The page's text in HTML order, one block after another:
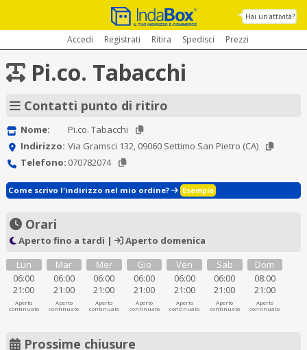
Hai un'attività?
Accedi Registrati Ritira Spedisci Prezzi
Pi.co. Tabacchi
Contatti punto di ritiro
Nome:
Pi.co. Tabacchi
Indirizzo: Via Gramsci 132, 09060 Settimo San Pietro (CA)
Telefono: 070782074
Come scrivo l'indirizzo nel mio ordine? Esempio
Orari
Aperto fino a tardi |
Aperto domenica
Lun
06:00
21:00
Aperto
continuato
Mar
06:00
21:00
Aperto
continuato
Mer
06:00
21:00
Aperto
continuato
Gio
06:00
21:00
Aperto
continuato
Ven
06:00
21:00
Aperto
continuato
Sab
06:00
21:00
Aperto
continuato
Dom
08:00
21:00
Aperto
continuato
Prossime chiusure